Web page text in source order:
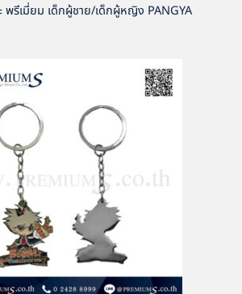
พรีเมี่ยม เด็กผู้ชาย/เด็กผู้หญิง PANGYA